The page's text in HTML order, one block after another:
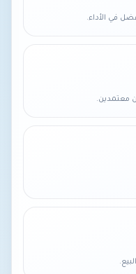
في الأداء.
معتمدين.